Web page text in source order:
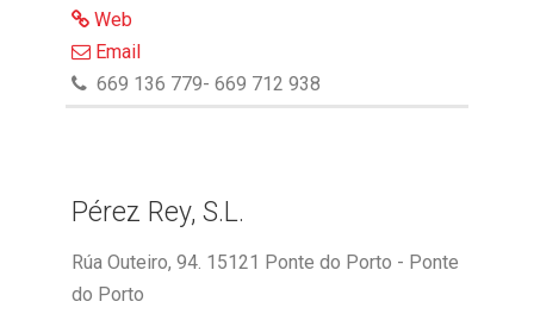
Web
Email
669 136 779- 669 712 938
Pérez Rey, S.L.
Rúa Outeiro, 94. 15121 Ponte do Porto - Ponte
do Porto